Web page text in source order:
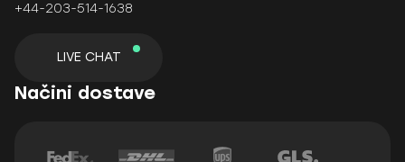
+44-203-514-1638
LIVE CHAT
Načini dostave